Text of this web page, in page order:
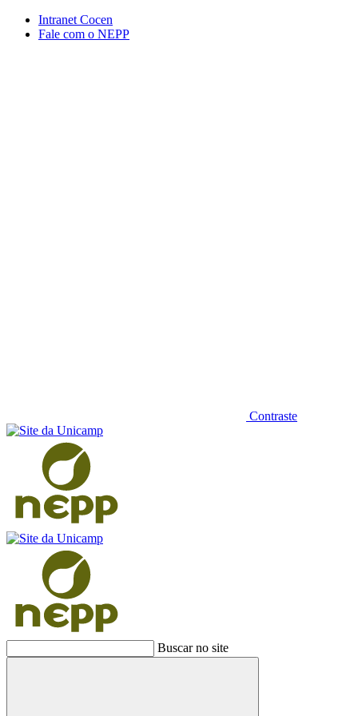
Conteúdo principal Menu principal
Intranet Cocen
Fale com o NEPP
Contraste
Buscar no site